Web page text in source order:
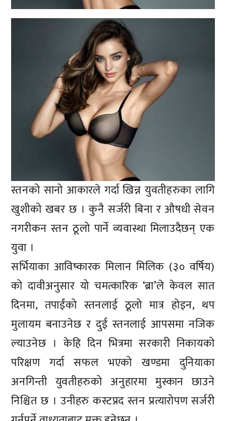
स्तनको सानो आकारले गर्दा खिन्न युवतीहरुका लागि
खुशीको खबर छ । कुनै सर्जरी बिना र औषधी सेवन
नगरीकन स्तन ठूलो पार्ने व्यवास्था मिलाउदैछन् एक
युवा ।
सर्भियाका आविष्कारक मिलान मिलिक (३० वर्षिय)
को दावीअनुसार यो चमत्कारिक ‘ब्रा’ले केवल सात
दिनमा, तपाईंको स्तनलाई ठूलो मात्र होइन, थप
मुलायम बनाउनेछ र दुई स्तनलाई आपसमा नजिक
ल्याउनेछ । केहि दिन भित्रमा सरकारी निकायको
परिक्षण गर्दा सफल भएको खण्डमा दुनियाका
अनगिन्ती युवतीहरुको अनुहारमा मुस्कान छाउने
निश्चित छ । उनीहरु कस्टप्रद स्तन प्रत्यारोपण सर्जरी